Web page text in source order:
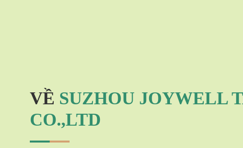
VỀ SUZHOU JOYWELL
CO.,LTD